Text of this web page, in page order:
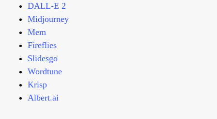
DALL-E 2
Midjourney
Mem
Fireflies
Slidesgo
Wordtune
Krisp
Albert.ai